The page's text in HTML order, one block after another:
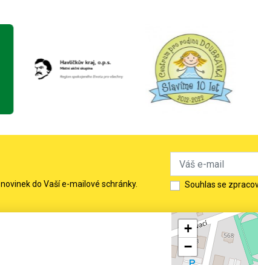
do Vaší e-mailové schránky. Souhlas se
+
−